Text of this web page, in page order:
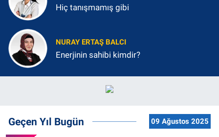
Hiç tanışmamış gibi
NURAY ERTAŞ BALCI
Enerjinin sahibi kimdir?
Geçen Yıl Bugün 09 Ağustos 2025